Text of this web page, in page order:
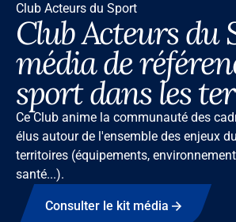
Club Acteurs du Sport
Club Acteurs du
média de
sport dans les
Ce Club anime la communauté des
élus autour de l'ensemble des enjeux
territoires (équipements,
santé...).
Consulter le kit média